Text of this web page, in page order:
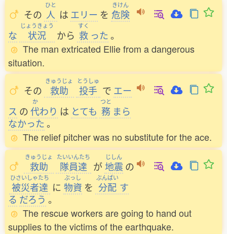
その
ひと
人 は エリー を
きけん
危険
な
じょうきょう
状況 から
すく
救 った。
The man extricated Ellie from a dangerous
situation.
その
きゅうじょ
救助
とうしゅ
投手 で エー
ス の
か
代わり は とても
つと
務 まら
なかった。
The relief pitcher was no substitute for the ace.
きゅうじょ
救助
たいいんたち
隊員達 が
じしん
地震 の
ひさいしゃたち
被災者達 に
ぶっし
物資 を
ぶんぱい
分配 す
る だろう 。
The rescue workers are going to hand out
supplies to the victims of the earthquake.